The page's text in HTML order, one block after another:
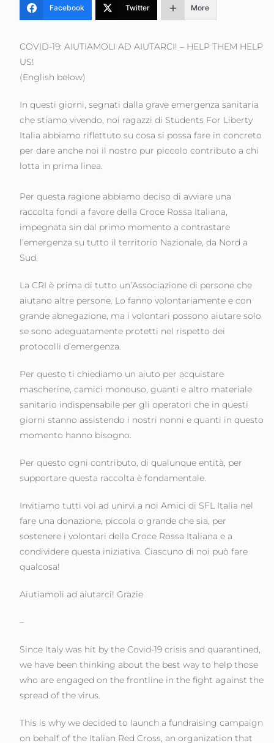
Facebook Twitter More
COVID-19: AIUTIAMOLI AD AIUTARCI! – HELP THEM HELP
US!
(English below)
In questi giorni, segnati dalla grave emergenza sanitaria
che stiamo vivendo, noi ragazzi di Students For Liberty
Italia abbiamo riflettuto su cosa si possa fare in concreto
per dare anche noi il nostro pur piccolo contributo a chi
lotta in prima linea.
Per questa ragione abbiamo deciso di avviare una
raccolta fondi a favore della Croce Rossa Italiana,
impegnata sin dal primo momento a contrastare
l’emergenza su tutto il territorio Nazionale, da Nord a
Sud.
La CRI è prima di tutto un’Associazione di persone che
aiutano altre persone. Lo fanno volontariamente e con
grande abnegazione, ma i volontari possono aiutare solo
se sono adeguatamente protetti nel rispetto dei
protocolli d’emergenza.
Per questo ti chiediamo un aiuto per acquistare
mascherine, camici monouso, guanti e altro materiale
sanitario indispensabile per gli operatori che in questi
giorni stanno assistendo i nostri nonni e quanti in questo
momento hanno bisogno.
Per questo ogni contributo, di qualunque entità, per
supportare questa raccolta è fondamentale.
Invitiamo tutti voi ad unirvi a noi Amici di SFL Italia nel
fare una donazione, piccola o grande che sia, per
sostenere i volontari della Croce Rossa Italiana e a
condividere questa iniziativa. Ciascuno di noi può fare
qualcosa!
Aiutiamoli ad aiutarci! Grazie
–
Since Italy was hit by the Covid-19 crisis and quarantined,
we have been thinking about the best way to help those
who are engaged on the frontline in the fight against the
spread of the virus.
This is why we decided to launch a fundraising campaign
on behalf of the Italian Red Cross, an organization that